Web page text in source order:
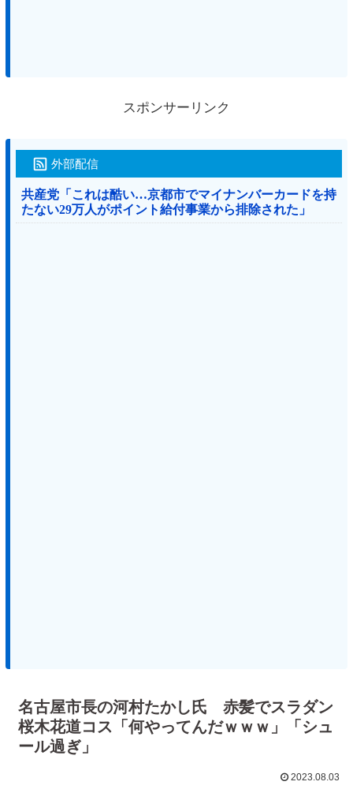
スポンサーリンク
外部配信
共産党「これは酷い…京都市でマイナンバーカードを持
たない29万人がポイント給付事業から排除された」
名古屋市長の河村たかし氏 赤髪でスラダン
桜木花道コス「何やってんだｗｗｗ」「シュ
ール過ぎ」
2023.08.03